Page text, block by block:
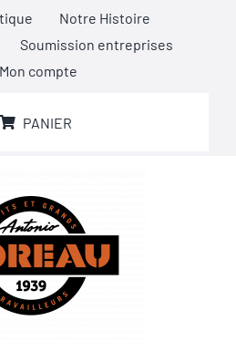
Notre Histoire
Soumission entreprises
Mon compte
PANIER